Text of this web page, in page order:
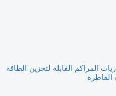
المراكم القابلة لتخزين الطاقة